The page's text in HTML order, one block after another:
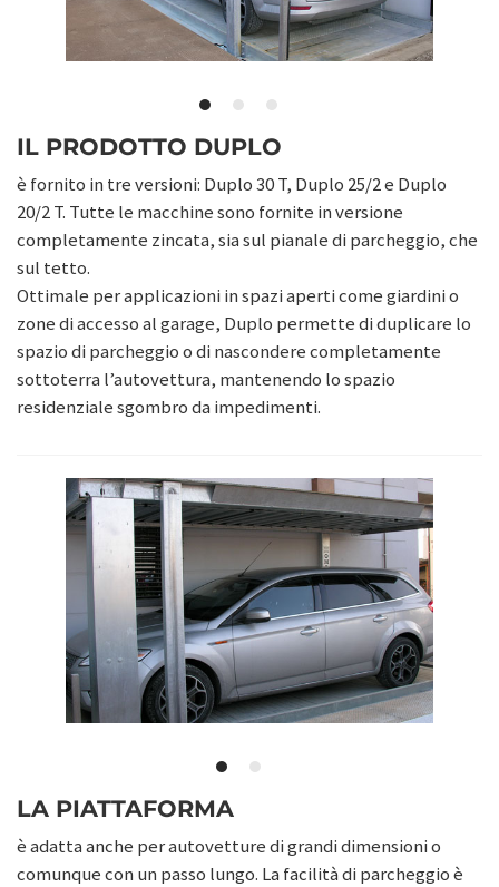
IL PRODOTTO DUPLO
è fornito in tre versioni: Duplo 30 T, Duplo 25/2 e Duplo
20/2 T. Tutte le macchine sono fornite in versione
completamente zincata, sia sul pianale di parcheggio, che
sul tetto.
Ottimale per applicazioni in spazi aperti come giardini o
zone di accesso al garage, Duplo permette di duplicare lo
spazio di parcheggio o di nascondere completamente
sottoterra l’autovettura, mantenendo lo spazio
residenziale sgombro da impedimenti.
LA PIATTAFORMA
è adatta anche per autovetture di grandi dimensioni o
comunque con un passo lungo. La facilità di parcheggio è